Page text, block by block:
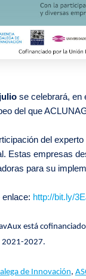
se celebrará, en
del que
del
Estas empresas
para su
enlace: http://bit.ly/
está
2021-2027.
de Innovación,